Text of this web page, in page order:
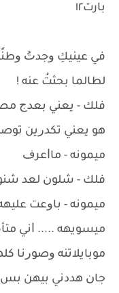
بارت١٢
ﻓﻲ ﻋﻴﻨﻴﻚِ ﻭﺟﺪﺕُ
ﻟﻄﺎﻟﻤﺎ ﺑﺤﺜﺖُ ﻋﻨﻪ !
ﻓﻠﻚ - ﻳﻌﻨﻲ ﺑﻌﺪﺝ
ﻫﻮ ﻳﻌﻨﻲ ﺗﻜﺪﺭﻳﻦ
ﻣﻴﻤﻮﻧﻪ - ﻣﺎﺍﻋﺮﻑ
ﻓﻠﻚ - ﺷﻠﻮﻥ ﻟﻌﺪ ﺷﻨﻮ
ﻣﻴﻤﻮﻧﻪ - ﺑﺎﻭﻋﺖ
ﻣﻴﺴﻮﻳﻬﻪ ..... ﺍﻧﻲ
ﻣﻮﺑﺎﻳﻼﺗﻨﻪ ﻭﺻﻮﺭﻧﺎ
ﺟﺎﻥ ﻫﺪﺩﻧﻲ ﺑﻴﻬﻦ ﺑﺲ